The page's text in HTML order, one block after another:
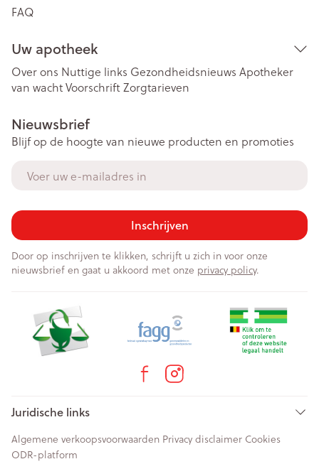
FAQ
Uw apotheek
Over ons Nuttige links Gezondheidsnieuws Apotheker
van wachtVoorschriftZorgtarieven
Nieuwsbrief
Blijf op de hoogte van nieuwe producten en promoties
Inschrijven
Door op inschrijven te klikken, schrijft u zich in voor onze
nieuwsbrief en gaat u akkoord met onze privacy policy.
Juridische links
Algemene verkoopsvoorwaarden Privacy disclaimer Cookies
ODR-platform